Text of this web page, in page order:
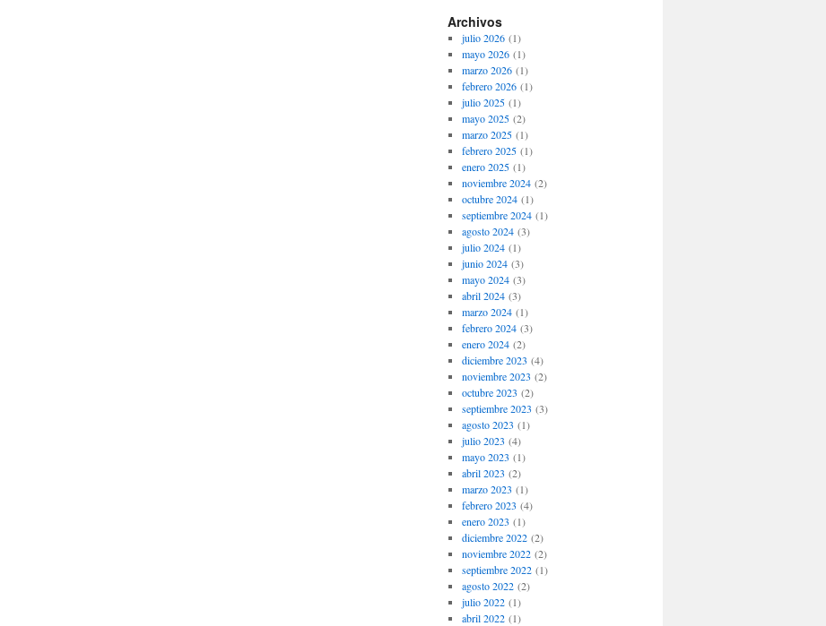
Archivos
julio 2026(1)
mayo 2026(1)
marzo 2026(1)
febrero 2026(1)
julio 2025(1)
mayo 2025(2)
marzo 2025(1)
febrero 2025(1)
enero 2025(1)
noviembre 2024(2)
octubre 2024(1)
septiembre 2024(1)
agosto 2024(3)
julio 2024(1)
junio 2024(3)
mayo 2024(3)
abril 2024(3)
marzo 2024(1)
febrero 2024(3)
enero 2024(2)
diciembre 2023 (4)
noviembre 2023 (2)
octubre 2023 (2)
septiembre 2023 (3)
agosto 2023 (1)
julio 2023 (4)
mayo 2023 (1)
abril 2023 (2)
marzo 2023 (1)
febrero 2023 (4)
enero 2023 (1)
diciembre 2022(2)
noviembre 2022(2)
septiembre 2022(1)
agosto 2022(2)
julio 2022(1)
abril 2022(1)